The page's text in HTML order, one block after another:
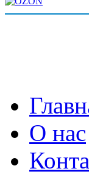
О нас